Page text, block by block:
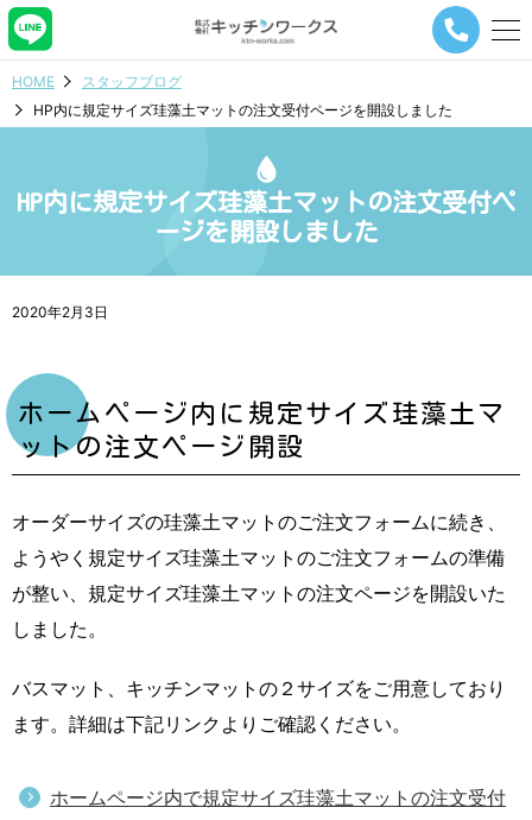
メ
ナ
ー
シ
ボ
HOME
スタッフブログ
HP内に規定サイズ珪藻土マットの注文受付ページを開設しました
HP内に規定サイズ珪藻土マットの注文受付ペ
ージを開設しました
2020年2月3日
ホームページ内に規定サイズ珪藻土マ
ットの注文ページ開設
オーダーサイズの珪藻土マットのご注文フォームに続き、
ようやく規定サイズ珪藻土マットのご注文フォームの準備
が整い、規定サイズ珪藻土マットの注文ページを開設いた
しました。
バスマット、キッチンマットの２サイズをご用意しており
ます。詳細は下記リンクよりご確認ください。
ホームページ内で規定サイズ珪藻土マットの注文受付